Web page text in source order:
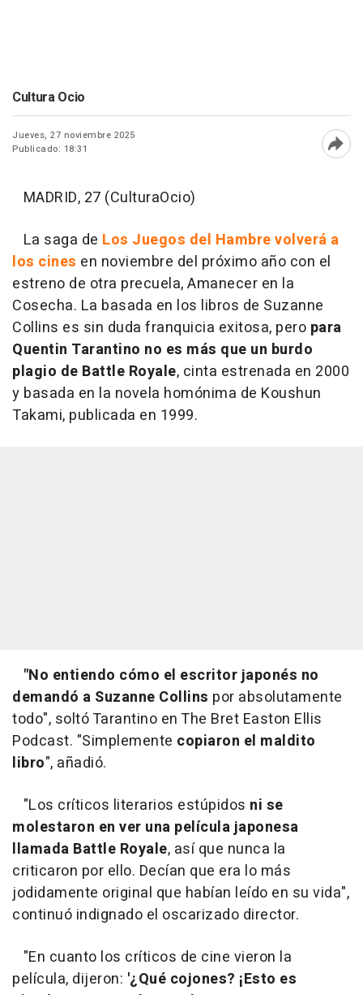
Cultura Ocio
Jueves, 27 noviembre 2025
Publicado: 18:31
MADRID, 27 (CulturaOcio)
La saga de Los Juegos del Hambre volverá a
los cines en noviembre del próximo año con el
estreno de otra precuela, Amanecer en la
Cosecha. La basada en los libros de Suzanne
Collins es sin duda franquicia exitosa, pero para
Quentin Tarantino no es más que un burdo
plagio de Battle Royale, cinta estrenada en 2000
y basada en la novela homónima de Koushun
Takami, publicada en 1999.
"No entiendo cómo el escritor japonés no
demandó a Suzanne Collins por absolutamente
todo", soltó Tarantino en The Bret Easton Ellis
Podcast. "Simplemente copiaron el maldito
libro", añadió.
"Los críticos literarios estúpidos ni se
molestaron en ver una película japonesa
llamada Battle Royale, así que nunca la
criticaron por ello. Decían que era lo más
jodidamente original que habían leído en su vida",
continuó indignado el oscarizado director.
"En cuanto los críticos de cine vieron la
película, dijeron: '¿Qué cojones? ¡Esto es